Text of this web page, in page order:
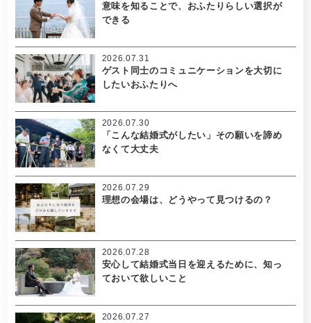
意味を知ることで、おふたりらしい選択が
できる
ゲスト同士のコミュニケーションを大切に
したいおふたりへ
2026.07.31
「こんな結婚式がしたい」その願いを諦め
なくて大丈夫
2026.07.30
理想の会場は、どうやって見つけるの？
2026.07.29
安心して結婚式当日を迎えるために、知っ
ておいて欲しいこと
2026.07.28
2026.07.27